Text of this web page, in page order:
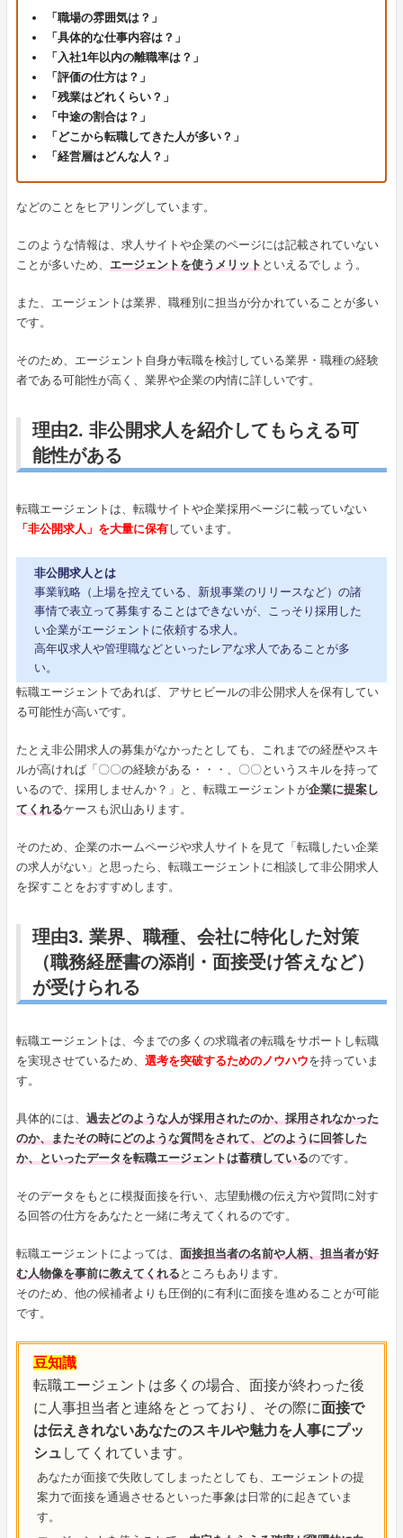
「職場の雰囲気は？」
「具体的な仕事内容は？」
「入社1年以内の離職率は？」
「評価の仕方は？」
「残業はどれくらい？」
「中途の割合は？」
「どこから転職してきた人が多い？」
「経営層はどんな人？」
などのことをヒアリングしています。
このような情報は、求人サイトや企業のページには記載されていない
ことが多いため、 エージェントを使うメリット といえるでしょう。
また、エージェントは業界、職種別に担当が分かれていることが多い
です。
そのため、エージェント自身が転職を検討している業界・職種の経験
者である可能性が高く、業界や企業の内情に詳しいです。
理由2. 非公開求人を紹介してもらえる可
能性がある
転職エージェントは、転職サイトや企業採用ページに載っていない
「非公開求人」を大量に保有しています。
非公開求人とは
事業戦略（上場を控えている、新規事業のリリースなど）の諸
事情で表立って募集することはできないが、こっそり採用した
い企業がエージェントに依頼する求人。
高年収求人や管理職などといったレアな求人であることが多
い。
転職エージェントであれば、アサヒビールの非公開求人を保有してい
る可能性が高いです。
たとえ非公開求人の募集がなかったとしても、これまでの経歴やスキ
ルが高ければ「〇〇の経験がある・・・、〇〇というスキルを持って
いるので、採用しませんか？」と、転職エージェントが企業に提案し
てくれるケースも沢山あります。
そのため、企業のホームページや求人サイトを見て「転職したい企業
の求人がない」と思ったら、転職エージェントに相談して非公開求人
を探すことをおすすめします。
理由3. 業界、職種、会社に特化した対策
（職務経歴書の添削・面接受け答えなど）
が受けられる
転職エージェントは、今までの多くの求職者の転職をサポートし転職
を実現させているため、 選考を突破するためのノウハウを持っていま
す。
具体的には、 過去どのような人が採用されたのか、採用されなかった
のか、またその時にどのような質問をされて、どのように回答した
か、といったデータを転職エージェントは蓄積しているのです。
そのデータをもとに模擬面接を行い、志望動機の伝え方や質問に対す
る回答の仕方をあなたと一緒に考えてくれるのです。
転職エージェントによっては、 面接担当者の名前や人柄、担当者が好
む人物像を事前に教えてくれるところもあります。
そのため、他の候補者よりも圧倒的に有利に面接を進めることが可能
です。
豆知識
転職エージェントは多くの場合、面接が終わった後
に人事担当者と連絡をとっており、その際に面接で
は伝えきれないあなたのスキルや魅力を人事にプッ
シュ してくれています。
あなたが面接で失敗してしまったとしても、エージェントの提
案力で面接を通過させるといった事象は日常的に起きていま
す。